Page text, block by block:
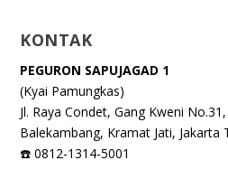
KONTAK
PEGURON SAPUJAGAD 1
(Kyai Pamungkas)
Jl. Raya Condet, Gang Kweni
Balekambang, Kramat Jati, Jakarta
☎️ 0812-1314-5001